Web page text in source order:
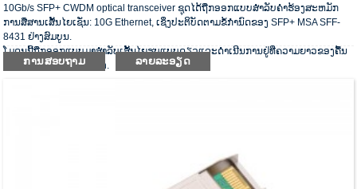
10Gb/s SFP+ CWDM optical transceiver ຊຸດໄດ້ຖືກອອກແບບສໍາລັບຄໍາຮ້ອງສະຫມັກ
ການສື່ສານເສັ້ນໄຍເຊັ່ນ: 10G Ethernet, ເຊິ່ງປະຕິບັດຕາມຂໍ້ກໍານົດຂອງ SFP+ MSA SFF-
8431 ຢ່າງສົມບູນ.
ໂມດູນນີ້ຖືກອອກແບບມາສໍາລັບເສັ້ນໄຍຮູບແບບດຽວແລະດໍາເນີນການຢູ່ທີ່ຄວາມຍາວຂອງຄື້ນ
ຂອງ CWDM wavelength.
ການສອບຖາມ ລາຍລະອຽດ